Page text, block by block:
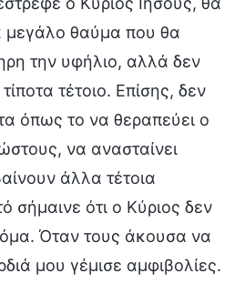
μεγάλο θαύμα που θα
την υφήλιο, αλλά δεν
τέτοιο. Επίσης, δεν
όπως το να θεραπεύει ο
να ανασταίνει
άλλα τέτοια
σήμαινε ότι ο Κύριος δεν
Όταν τους άκουσα να
μου γέμισε αμφιβολίες.